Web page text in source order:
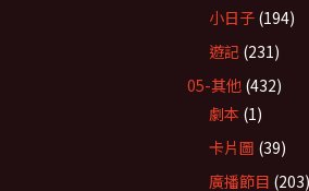
小日子 (194)
遊記 (231)
05-其他 (432)
劇本 (1)
卡片圖 (39)
廣播節目 (203)